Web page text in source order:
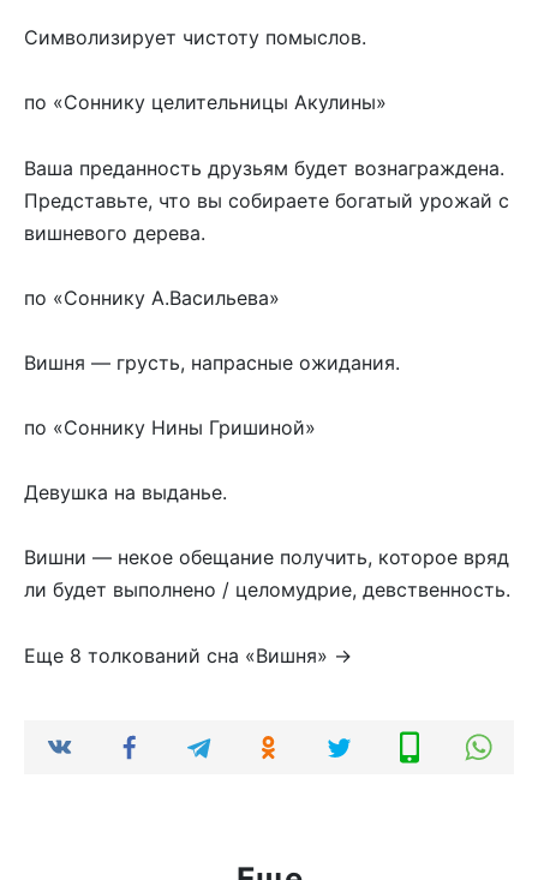
Символизирует чистоту помыслов.
по «Соннику целительницы Акулины»
Ваша преданность друзьям будет вознаграждена.
Представьте, что вы собираете богатый урожай с
вишневого дерева.
по «Соннику А.Васильева»
Вишня — грусть, напрасные ожидания.
по «Соннику Нины Гришиной»
Девушка на выданье.
Вишни — некое обещание получить, которое вряд
ли будет выполнено / целомудрие, девственность.
Еще 8 толкований сна «Вишня» →